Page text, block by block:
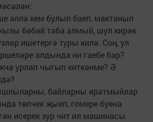
әллә кем булып баеп, мактанып
бәбәй таба алмый, шул кирәк
ишетергә туры килә. Соң, ул
алдында ни гаебе бар?
урлап чыгып киткәнме? Ә
байларны яратмыйлар
төпчек җыеп, гомере буена
исерек зур чит ил машинасы